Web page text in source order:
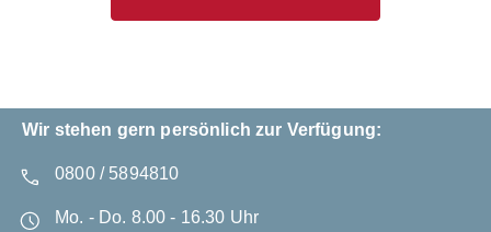
Wir stehen gern persönlich zur Verfügung:
0800 / 5894810
Mo. - Do. 8.00 - 16.30 Uhr